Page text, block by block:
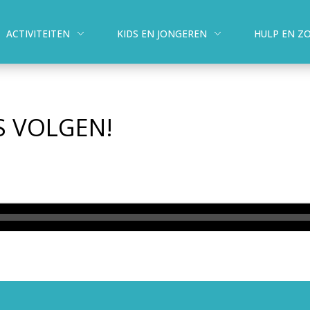
ACTIVITEITEN KIDS EN JONGEREN HULP EN
VOLGEN!